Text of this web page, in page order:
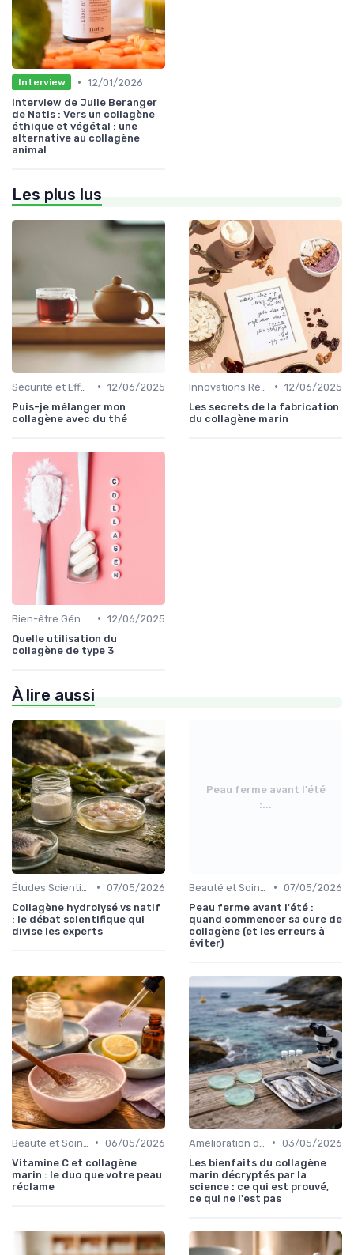
Interview • 12/01/2026
Interview de Julie Beranger
de Natis : Vers un collagène
éthique et végétal : une
alternative au collagène
animal
Les plus lus
• 12/06/2025
Puis-je mélanger mon
collagène avec du thé
• 12/06/2025
Les secrets de la fabrication
du collagène marin
• 12/06/2025
Quelle utilisation du
collagène de type 3
À lire aussi
• 07/05/2026
Collagène hydrolysé vs natif
: le débat scientifique qui
divise les experts
Peau ferme avant l'été
:...
• 07/05/2026
Peau ferme avant l'été :
quand commencer sa cure de
collagène (et les erreurs à
éviter)
• 06/05/2026
Vitamine C et collagène
marin : le duo que votre peau
réclame
• 03/05/2026
Les bienfaits du collagène
marin décryptés par la
science : ce qui est prouvé,
ce qui ne l'est pas